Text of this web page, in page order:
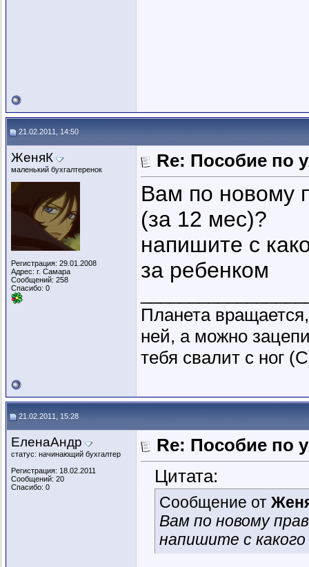
21.02.2011, 14:50
ЖеняК
маленький бухгалтеренок
Регистрация: 29.01.2008
Адрес: г. Самара
Сообщений: 258
Спасибо: 0
Re: Пособие по
Вам по новому
(за 12 мес)?
напишите с
за ребенком
Планета
ней, а можно
тебя свалит с ног
21.02.2011, 15:28
ЕленаАндр
статус: начинающий бухгалтер
Регистрация: 18.02.2011
Сообщений: 20
Спасибо: 0
Re: Пособие по
Цитата:
Сообщение от
Вам по новому
напишите с